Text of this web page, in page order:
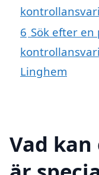
6 Sök efter
Linghem
Vad